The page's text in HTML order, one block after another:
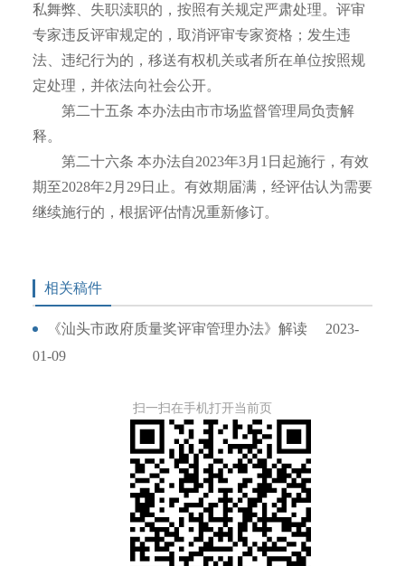
私舞弊、失职渎职的，按照有关规定严肃处理。评审
专家违反评审规定的，取消评审专家资格；发生违
法、违纪行为的，移送有权机关或者所在单位按照规
定处理，并依法向社会公开。
第二十五条 本办法由市市场监督管理局负责解
释。
第二十六条 本办法自2023年3月1日起施行，有效
期至2028年2月29日止。有效期届满，经评估认为需要
继续施行的，根据评估情况重新修订。
相关稿件
《汕头市政府质量奖评审管理办法》解读
2023-
01-09
扫一扫在手机打开当前页